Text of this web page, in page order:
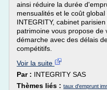
ainsi réduire la durée
mensualités et le coût global
INTEGRITY, cabinet
patrimoine vous propose de
démarche avec des délais
compétitifs.
Voir la suite
Par : INTEGRITY SAS
Thèmes liés : taux d'emprunt